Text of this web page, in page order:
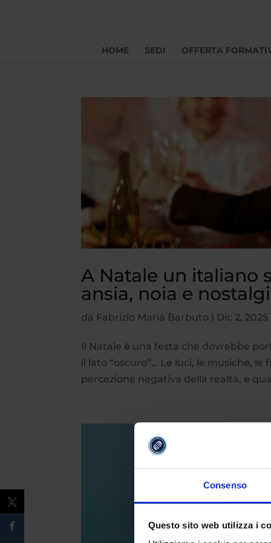
Consenso
Questo sito web utilizza i
HOME SEDI OFFERTA
A Natale un italiano
ansia, noia e
da Fabrizio Maria Barbuto | Dic 2, 2025
Il Natale è una festa che dovrebbe
il lato “oscuro”… Le luci, le musiche,
percezione negativa della realtà, e